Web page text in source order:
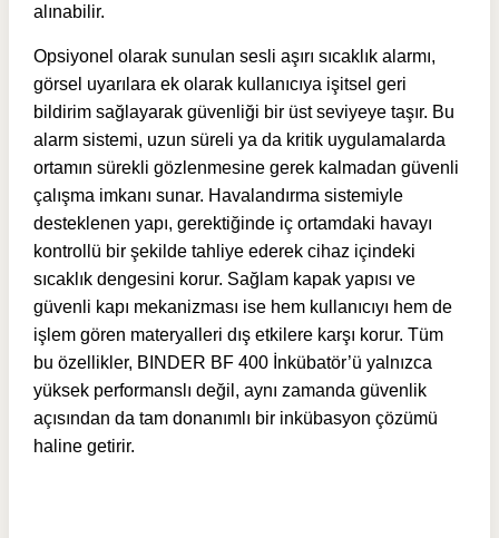
alınabilir.
Opsiyonel olarak sunulan sesli aşırı sıcaklık alarmı,
görsel uyarılara ek olarak kullanıcıya işitsel geri
bildirim sağlayarak güvenliği bir üst seviyeye taşır. Bu
alarm sistemi, uzun süreli ya da kritik uygulamalarda
ortamın sürekli gözlenmesine gerek kalmadan güvenli
çalışma imkanı sunar. Havalandırma sistemiyle
desteklenen yapı, gerektiğinde iç ortamdaki havayı
kontrollü bir şekilde tahliye ederek cihaz içindeki
sıcaklık dengesini korur. Sağlam kapak yapısı ve
güvenli kapı mekanizması ise hem kullanıcıyı hem de
işlem gören materyalleri dış etkilere karşı korur. Tüm
bu özellikler, BINDER BF 400 İnkübatör’ü yalnızca
yüksek performanslı değil, aynı zamanda güvenlik
açısından da tam donanımlı bir inkübasyon çözümü
haline getirir.